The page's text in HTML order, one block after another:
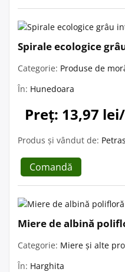
Spirale ecologice
Categorie: Produse de
În: Hunedoara
Preț: 13,97
Produs și vândut de:
Comandă
Miere de albină
Categorie: Miere și alte
În: Harghita